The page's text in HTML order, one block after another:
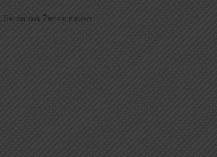
, Svi satovi, Ženski satovi